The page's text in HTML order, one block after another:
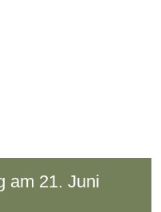
am 21. Juni